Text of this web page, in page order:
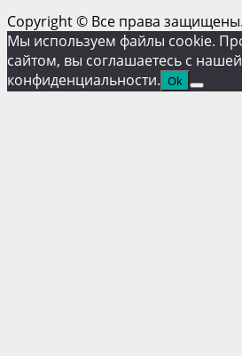
Copyright © Все права защищены.
Мы используем файлы cookie.
сайтом, вы соглашаетесь с
конфиденциальности. Ok